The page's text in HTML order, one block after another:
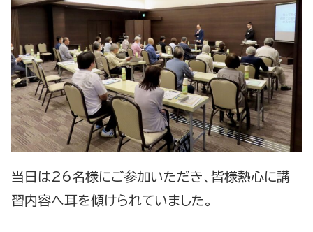
当日は26名様にご参加いただき、皆様熱心に講
習内容へ耳を傾けられていました。